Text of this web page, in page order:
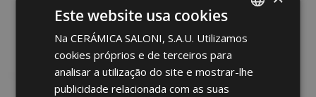
MCW670 | 45x45
Adicionar aos
favoritos
SPANISH
ENGLISH
Este website usa cookies
Na CERÁMICA SALONI, S.A.U. Utilizamos
cookies próprios e de terceiros para
analisar a utilização do site e mostrar-lhe
publicidade relacionada com as suas